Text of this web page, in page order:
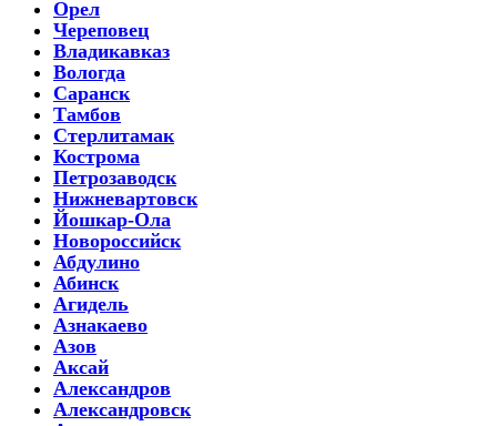
Орел
Череповец
Владикавказ
Вологда
Саранск
Тамбов
Стерлитамак
Кострома
Петрозаводск
Нижневартовск
Йошкар-Ола
Новороссийск
Абдулино
Абинск
Агидель
Азнакаево
Азов
Аксай
Александров
Александровск